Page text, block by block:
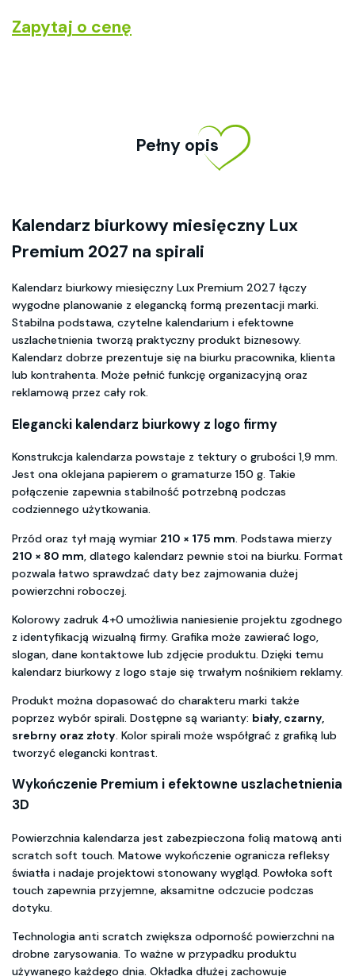
Zapytaj o cenę
Pełny opis
Kalendarz biurkowy miesięczny Lux
Premium 2027 na spirali
Kalendarz biurkowy miesięczny Lux Premium 2027 łączy
wygodne planowanie z elegancką formą prezentacji marki.
Stabilna podstawa, czytelne kalendarium i efektowne
uszlachetnienia tworzą praktyczny produkt biznesowy.
Kalendarz dobrze prezentuje się na biurku pracownika, klienta
lub kontrahenta. Może pełnić funkcję organizacyjną oraz
reklamową przez cały rok.
Elegancki kalendarz biurkowy z logo firmy
Konstrukcja kalendarza powstaje z tektury o grubości 1,9 mm.
Jest ona oklejana papierem o gramaturze 150 g. Takie
połączenie zapewnia stabilność potrzebną podczas
codziennego użytkowania.
Przód oraz tył mają wymiar 210 × 175 mm . Podstawa mierzy
210 × 80 mm , dlatego kalendarz pewnie stoi na biurku. Format
pozwala łatwo sprawdzać daty bez zajmowania dużej
powierzchni roboczej.
Kolorowy zadruk 4+0 umożliwia naniesienie projektu zgodnego
z identyfikacją wizualną firmy. Grafika może zawierać logo,
slogan, dane kontaktowe lub zdjęcie produktu. Dzięki temu
kalendarz biurkowy z logo staje się trwałym nośnikiem reklamy.
Produkt można dopasować do charakteru marki także
poprzez wybór spirali. Dostępne są warianty: biały, czarny,
srebrny oraz złoty. Kolor spirali może współgrać z grafiką lub
tworzyć elegancki kontrast.
Wykończenie Premium i efektowne uszlachetnienia
3D
Powierzchnia kalendarza jest zabezpieczona folią matową anti
scratch soft touch. Matowe wykończenie ogranicza refleksy
światła i nadaje projektowi stonowany wygląd. Powłoka soft
touch zapewnia przyjemne, aksamitne odczucie podczas
dotyku.
Technologia anti scratch zwiększa odporność powierzchni na
drobne zarysowania. To ważne w przypadku produktu
używanego każdego dnia. Okładka dłużej zachowuje